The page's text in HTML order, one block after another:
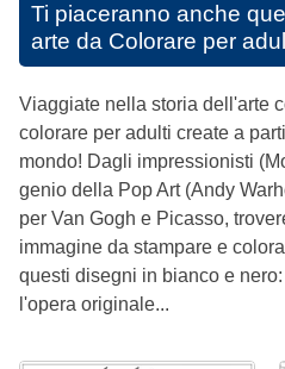
Ti piaceranno anche
arte da Colorare per
Viaggiate nella storia dell'arte
colorare per adulti create a
mondo! Dagli impressionisti
genio della Pop Art (Andy
per Van Gogh e Picasso,
immagine da stampare e
questi disegni in bianco e
l'opera originale...